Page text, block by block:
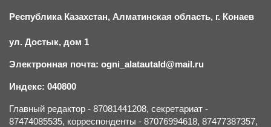
Республика Казахстан, Алматинская область, г. Конаев
ул. Достык, дом 1
Электронная почта: ogni_alatautald@mail.ru
Индекс: 040800
Главный редактор - 87081441208, секретариат -
87474085535, корреспонденты - 87076994618, 87477387357,